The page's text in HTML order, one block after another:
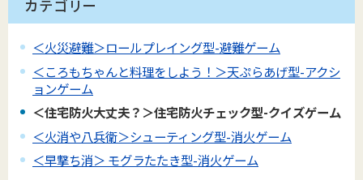
カテゴリー
＜火災避難＞ロールプレイング型-避難ゲーム
＜ころもちゃんと料理をしよう！＞天ぷらあげ型-アクシ
ョンゲーム
＜住宅防火大丈夫？＞住宅防火チェック型-クイズゲーム
＜火消や八兵衛＞シューティング型-消火ゲーム
＜早撃ち消＞ モグラたたき型-消火ゲーム